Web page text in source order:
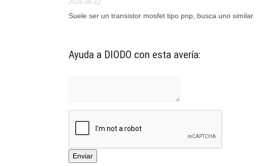
2026-06-12
Suele ser un transistor mosfet tipo pnp, busca uno similar.
Ayuda a DIODO con esta avería: